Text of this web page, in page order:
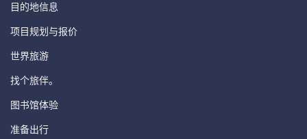
目的地信息
项目规划与报价
世界旅游
找个旅伴。
图书馆体验
准备出行